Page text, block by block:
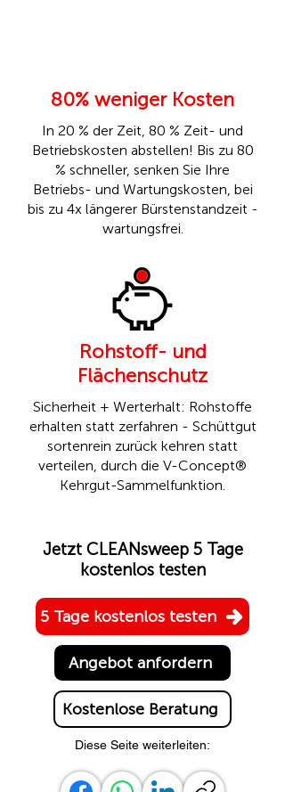
80% weniger Kosten
In 20 % der Zeit, 80 % Zeit- und
Betriebskosten abstellen! Bis zu 80
% schneller, senken Sie Ihre
Betriebs- und Wartungskosten, bei
bis zu 4x längerer Bürstenstandzeit -
wartungsfrei.
Rohstoff- und
Flächenschutz
Sicherheit + Werterhalt: Rohstoffe
erhalten statt zerfahren - Schüttgut
sortenrein zurück kehren statt
verteilen, durch die V-Concept®
Kehrgut-Sammelfunktion.
Jetzt CLEANsweep 5 Tage
kostenlos testen
5 Tage kostenlos testen
Angebot anfordern
Kostenlose Beratung
Diese Seite weiterleiten: